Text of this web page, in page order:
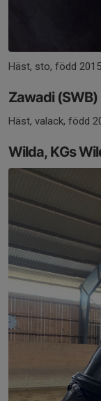
Häst, sto, född
Zawadi (SWB)
Häst, valack, född
Wilda, KGs